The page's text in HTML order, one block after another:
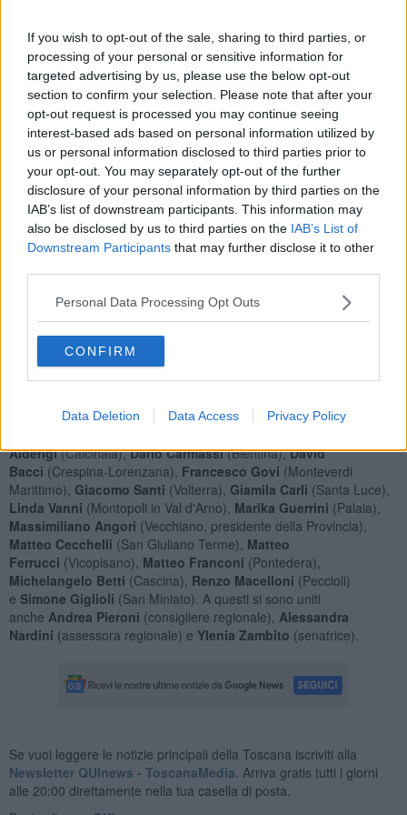
If you wish to opt-out of the sale, sharing to third parties, or
processing of your personal or sensitive information for
targeted advertising by us, please use the below opt-out
section to confirm your selection. Please note that after your
opt-out request is processed you may continue seeing
interest-based ads based on personal information utilized by
us or personal information disclosed to third parties prior to
your opt-out. You may separately opt-out of the further
disclosure of your personal information by third parties on the
IAB’s list of downstream participants. This information may
also be disclosed by us to third parties on the IAB’s List of
Downstream Participants that may further disclose it to other
Personal Data Processing Opt Outs
CONFIRM
Data Deletion Data Access Privacy Policy
istituzioni locali e regionali".
"Sin dall’inizio,
abbiamo tristemente constatato come questa
indagine sia stata strumentalizzata, persino durante la
campagna per le elezioni europee, con l’obiettivo di minare la
credibilità e l’onorabilità di Mazzeo - prosegue il testo -
sottoponendolo a una vera e propria gogna politica e mediatica.
Tuttavia, l’assoluzionerende finalmente giustizia alla sua figura
e conferma l’infondatezza delle accuse ".
hanno reso evidente la necessità didifendere con forza il
principio della presunzione d’innocenza, sancito dalla nostra
Costituzione, un valore che non possiamo dare per scontato e che
va ribadito con fermezza - concludono - rinnoviamo quindi con
convinzione la nostra piena fiducia in Mazzeo:
è una vittoria della veritàe rappresenta un momento di riscatto
Questi, di seguito, i sindaci che hanno finora sottoscritto il testo:
Alderigi(Calcinaia),Dario Carmassi(Bientina),David
Bacci (Crespina-Lorenzana), Francesco Govi (Monteverdi
Marittimo), Giacomo Santi (Volterra), Giamila Carli (Santa Luce),
Linda Vanni (Montopoli in Val d'Arno), Marika Guerrini (Palaia),
Massimiliano Angori (Vecchiano, presidente della Provincia),
Matteo Cecchelli (San Giuliano Terme), Matteo
Ferrucci (Vicopisano), Matteo Franconi (Pontedera),
Michelangelo Betti (Cascina), Renzo Macelloni (Peccioli)
e Simone Giglioli (San Miniato). A questi si sono uniti
anche Andrea Pieroni (consigliere regionale), Alessandra
Nardini (assessora regionale) e Ylenia Zambito (senatrice).
Se vuoi leggere le notizie principali della Toscana iscriviti alla
Newsletter QUInews - ToscanaMedia. Arriva gratis tutti i giorni
alle 20:00 direttamente nella tua casella di posta.